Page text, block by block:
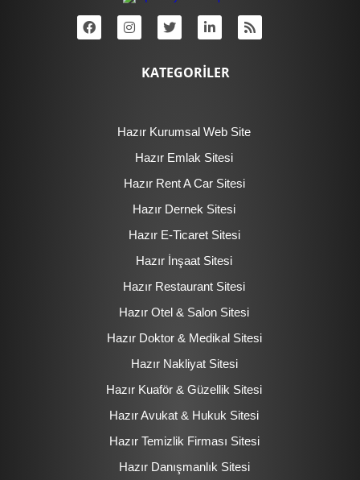
KATEGORİLER
Hazır Kurumsal Web Site
Hazır Emlak Sitesi
Hazır Rent A Car Sitesi
Hazır Dernek Sitesi
Hazır E-Ticaret Sitesi
Hazır İnşaat Sitesi
Hazır Restaurant Sitesi
Hazır Otel & Salon Sitesi
Hazır Doktor & Medikal Sitesi
Hazır Nakliyat Sitesi
Hazır Kuaför & Güzellik Sitesi
Hazır Avukat & Hukuk Sitesi
Hazır Temizlik Firması Sitesi
Hazır Danışmanlık Sitesi